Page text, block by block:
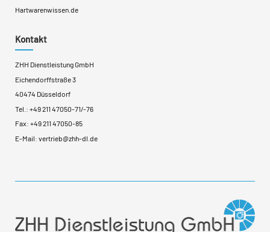
Hartwarenwissen.de
Kontakt
ZHH Dienstleistung GmbH
Eichendorffstraße 3
40474 Düsseldorf
Tel.: +49 211 47050-71/-76
Fax: +49 211 47050-85
E-Mail: vertrieb@zhh-dl.de